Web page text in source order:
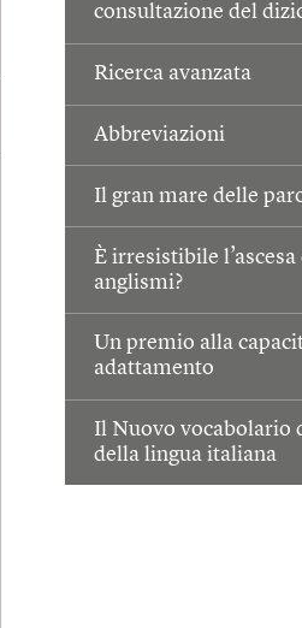
consultazione del
Ricerca avanzata
Abbreviazioni
Il gran mare delle
È irresistibile l’ascesa
anglismi?
Un premio alla
adattamento
Il Nuovo vocabolario
della lingua italiana